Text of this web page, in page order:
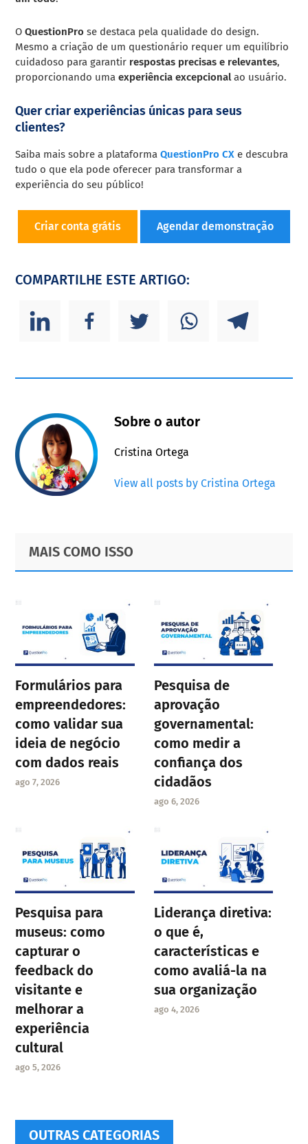
OQuestionPro se destaca pela qualidade do design.
Mesmo a criação de um questionário requer um equilíbrio
cuidadoso para garantir respostas precisas e relevantes,
proporcionando umaexperiência excepcionalao usuário.
Quer criar experiências únicas para seus
clientes?
Saiba mais sobre a plataforma QuestionPro CX e descubra
tudo o que ela pode oferecer para transformar a
experiência do seu público!
Criar conta grátis Agendar demonstração
COMPARTILHE ESTE ARTIGO:
Sobre o autor
Cristina Ortega
View all posts by Cristina Ortega
Primary
Sidebar
Footer
MAIS COMO ISSO
Formulários para
empreendedores:
como validar sua
ideia de negócio
com dados reais
ago 7, 2026
Pesquisa de
aprovação
governamental:
como medir a
confiança dos
cidadãos
ago 6, 2026
Pesquisa para
museus: como
capturar o
feedback do
visitante e
melhorar a
experiência
cultural
ago 5, 2026
Liderança diretiva:
o que é,
características e
como avaliá-la na
sua organização
ago 4, 2026
OUTRAS CATEGORIAS